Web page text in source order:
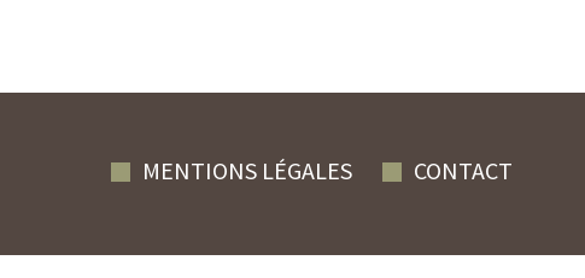
MENTIONS LÉGALES CONTACT